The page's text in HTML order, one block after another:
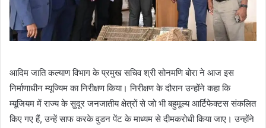
आदिम जाति कल्याण विभाग के प्रमुख सचिव श्री सोनमणि बोरा ने आज इस
निर्माणाधीन म्यूज्यिम का निरीक्षण किया। निरीक्षण के दौरान उन्होंने कहा कि
म्यूजियम में राज्य के सुदूर जनजातीय क्षेत्रों से जो भी बहुमूल्य आर्टिफेक्टस संकलित
किए गए हैं, उन्हें साफ करके वुडन पेंट के माध्यम से दीमकरोधी किया जाए। उन्होंने